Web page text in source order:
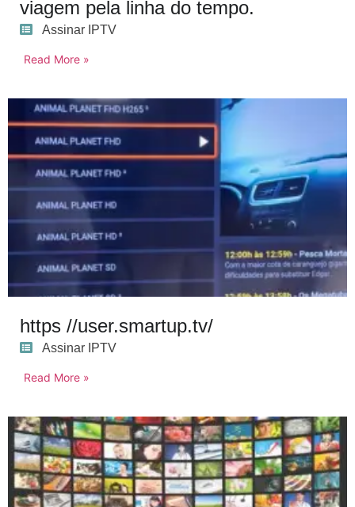
viagem pela linha do tempo.
Assinar IPTV
Read More »
https //user.smartup.tv/
Assinar IPTV
Read More »